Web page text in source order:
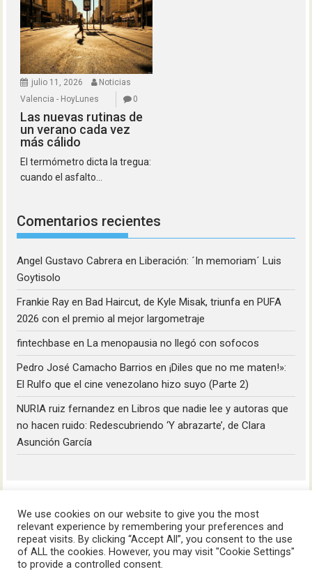
julio 11, 2026
Noticias
Valencia - HoyLunes
0
Las nuevas rutinas de
un verano cada vez
más cálido
El termómetro dicta la tregua:
cuando el asfalto...
Comentarios recientes
Angel Gustavo Cabrera enLiberación: ´In memoriam´ Luis
Goytisolo
Frankie Ray enBad Haircut, de Kyle Misak, triunfa en PUFA
2026 con el premio al mejor largometraje
fintechbase enLa menopausia no llegó con sofocos
Pedro José Camacho Barrios en¡Diles que no me maten!»:
El Rulfo que el cine venezolano hizo suyo (Parte 2)
NURIA ruiz fernandez enLibros que nadie lee y autoras que
no hacen ruido: Redescubriendo ‘Y abrazarte’, de Clara
Asunción García
HoyLunes © 2023
We use cookies on our website to give you the most
relevant experience by remembering your preferences and
repeat visits. By clicking “Accept All”, you consent to the use
of ALL the cookies. However, you may visit "Cookie Settings"
to provide a controlled consent.